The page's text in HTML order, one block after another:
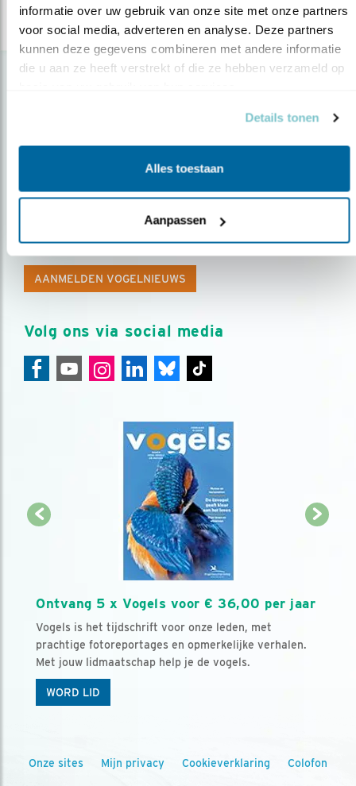
informatie over uw gebruik van onze site met onze partners
voor social media, adverteren en analyse. Deze partners
kunnen deze gegevens combineren met andere informatie
die u aan ze heeft verstrekt of die ze hebben verzameld op
Details tonen
Alles toestaan
Aanpassen
lees meer
Op de hoogte blijven?
Meld je aan en ontvang nieuws, inspiratie, acties en tips
AANMELDEN VOGELNIEUWS
Volg ons via social media
Ontvang 5 x Vogels voor € 36,00 per jaar
Vogels is het tijdschrift voor onze leden, met
prachtige fotoreportages en opmerkelijke verhalen.
Met jouw lidmaatschap help je de vogels.
WORD LID
Onze sites Mijn privacy Cookieverklaring Colofon